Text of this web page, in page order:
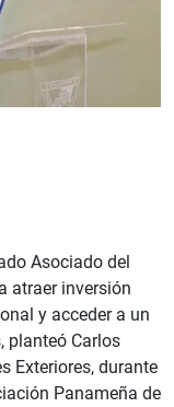
Asociado del
atraer inversión
y acceder a un
planteó Carlos
Exteriores, durante
Panameña de